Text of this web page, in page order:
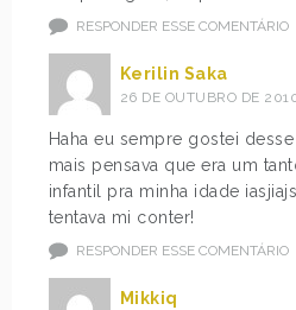
RESPONDER ESSE COMENTÁRIO
Kerilin Saka
26 DE OUTUBRO DE
Haha eu sempre gostei
mais pensava que era um
infantil pra minha idade
tentava mi conter!
RESPONDER ESSE COMENTÁRIO
Mikkiq